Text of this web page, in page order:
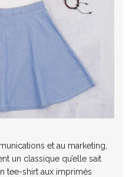
et au marketing,
un classique qu’elle sait
tee-shirt aux imprimés